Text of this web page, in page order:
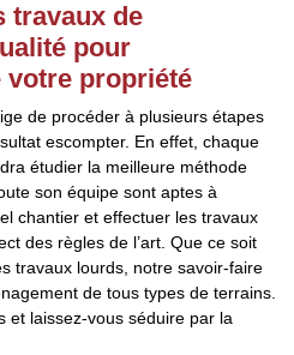
travaux de
pour
votre propriété
de procéder à plusieurs étapes
escompter. En effet, chaque
étudier la meilleure méthode
son équipe sont aptes à
chantier et effectuer les travaux
des règles de l’art. Que ce soit
travaux lourds, notre savoir-faire
de tous types de terrains.
et laissez-vous séduire par la